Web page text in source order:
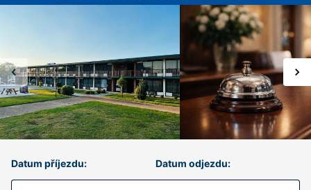
Datum příjezdu: Datum odjezdu: